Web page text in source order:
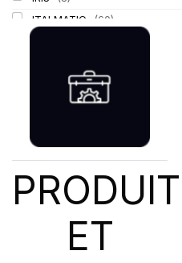
ITALMATIC
(60)
LING LONG (152)
MICHELIN (345)
Mondolfo ferro (31)
PROMETEON
(18)
(23)
PRODUIT
ET